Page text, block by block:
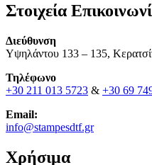
Στοιχεία
Διεύθυνση
Υψηλάντου 133 – 135,
Τηλέφωνο
+30 211 013 5723 & +30 69
Email:
info@stampesdtf.gr
Χρήσιμα